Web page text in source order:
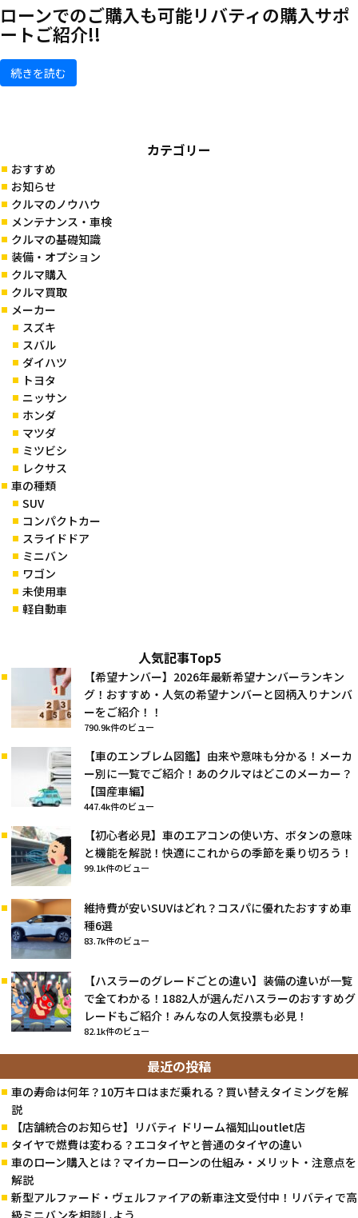
ローンでのご購入も可能リバティの購入サポ
ートご紹介!!
続きを読む
カテゴリー
おすすめ
お知らせ
クルマのノウハウ
メンテナンス・車検
クルマの基礎知識
装備・オプション
クルマ購入
クルマ買取
メーカー
スズキ
スバル
ダイハツ
トヨタ
ニッサン
ホンダ
マツダ
ミツビシ
レクサス
車の種類
SUV
コンパクトカー
スライドドア
ミニバン
ワゴン
未使用車
軽自動車
人気記事Top5
【希望ナンバー】2026年最新希望ナンバーランキン
グ！おすすめ・人気の希望ナンバーと図柄入りナンバ
ーをご紹介！！
790.9k件のビュー
【車のエンブレム図鑑】由来や意味も分かる！メーカ
ー別に一覧でご紹介！あのクルマはどこのメーカー？
【国産車編】
447.4k件のビュー
【初心者必見】車のエアコンの使い方、ボタンの意味
と機能を解説！快適にこれからの季節を乗り切ろう！
99.1k件のビュー
維持費が安いSUVはどれ？コスパに優れたおすすめ車
種6選
83.7k件のビュー
【ハスラーのグレードごとの違い】装備の違いが一覧
で全てわかる！1882人が選んだハスラーのおすすめグ
レードもご紹介！みんなの人気投票も必見！
82.1k件のビュー
最近の投稿
車の寿命は何年？10万キロはまだ乗れる？買い替えタイミングを解
説
【店舗統合のお知らせ】リバティ ドリーム福知山outlet店
タイヤで燃費は変わる？エコタイヤと普通のタイヤの違い
車のローン購入とは？マイカーローンの仕組み・メリット・注意点を
解説
新型アルファード・ヴェルファイアの新車注文受付中！リバティで高
級ミニバンを相談しよう